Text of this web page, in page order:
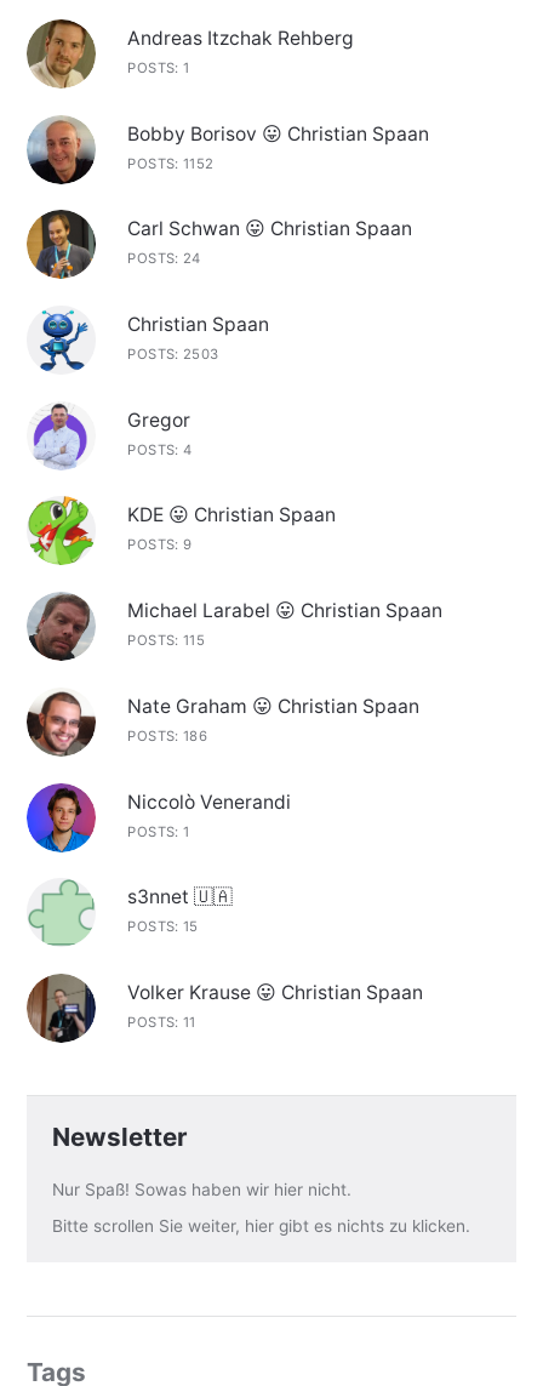
Andreas Itzchak Rehberg
POSTS: 1
Bobby Borisov 😛 Christian Spaan
POSTS: 1152
Carl Schwan 😛 Christian Spaan
POSTS: 24
Christian Spaan
POSTS: 2503
Gregor
POSTS: 4
KDE 😛 Christian Spaan
POSTS: 9
Michael Larabel 😛 Christian Spaan
POSTS: 115
Nate Graham 😛 Christian Spaan
POSTS: 186
Niccolò Venerandi
POSTS: 1
s3nnet 🇺🇦
POSTS: 15
Volker Krause 😛 Christian Spaan
POSTS: 11
Newsletter
Nur Spaß! Sowas haben wir hier nicht.
Bitte scrollen Sie weiter, hier gibt es nichts zu klicken.
Tags